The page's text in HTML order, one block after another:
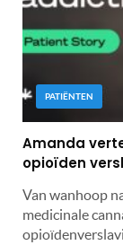
PATIËNTEN
Amanda
opioïden
Van wanhoop
medicinale